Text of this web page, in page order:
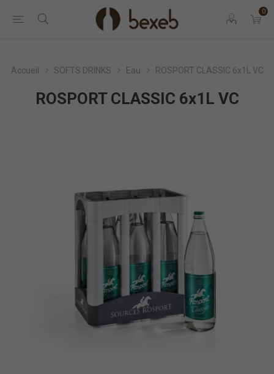
0
Accueil SOFTS DRINKS Eau ROSPORT CLASSIC 6x1L VC
ROSPORT CLASSIC 6x1L VC